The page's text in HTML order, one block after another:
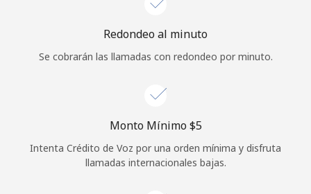
o
Continuar con
Redondeo al minuto
Se cobrarán las llamadas con redondeo por minuto.
Monto Mínimo ⁦$5⁩
Intenta Crédito de Voz por una orden mínima y disfruta
llamadas internacionales bajas.